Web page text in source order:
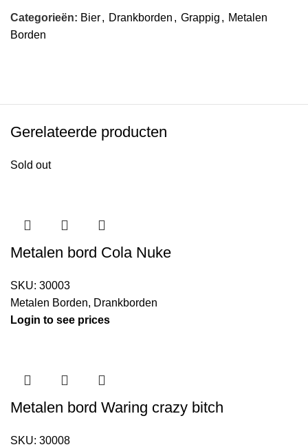
Categorieën: Bier, Drankborden , Grappig , Metalen
Borden
Gerelateerde producten
Sold out
Metalen bord Cola Nuke
SKU: 30003
Metalen Borden, Drankborden
Login to see prices
Metalen bord Waring crazy bitch
SKU: 30008